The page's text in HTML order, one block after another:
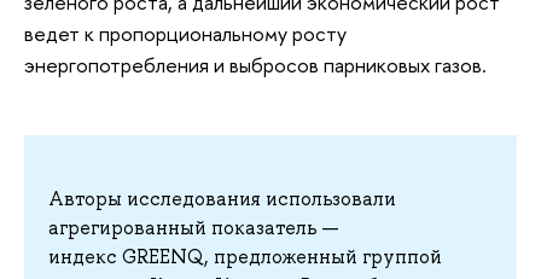
ведет к пропорциональному росту
энергопотребления и выбросов парниковых газов.
Авторы исследования использовали
агрегированный показатель —
индекс GREENQ, предложенный группой